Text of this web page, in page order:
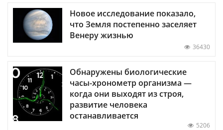
Новое исследование показало,
что Земля постепенно заселяет
Венеру жизнью
36430
Обнаружены биологические
часы-хронометр организма —
когда они выходят из строя,
развитие человека
останавливается
5206